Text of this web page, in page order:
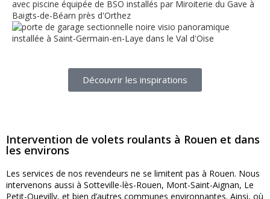
Découvrir les inspirations
Intervention de volets roulants à Rouen et dans
les environs
Les services de nos revendeurs ne se limitent pas à Rouen. Nous
intervenons aussi à Sotteville-lès-Rouen, Mont-Saint-Aignan, Le
Petit-Quevilly, et bien d’autres communes environnantes. Ainsi, où